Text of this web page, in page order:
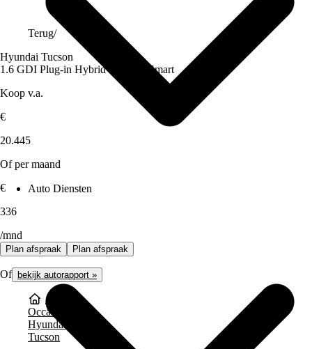
Auto Diensten
Terug/
Hyundai Tucson
1.6 GDI Plug-in Hybrid Comfort Smart
Koop v.a.
€
20.445
Of per maand
€
336
/mnd
Plan afspraak Plan afspraak
Of bekijk autorapport »
Occasions
Hyundai
Tucson